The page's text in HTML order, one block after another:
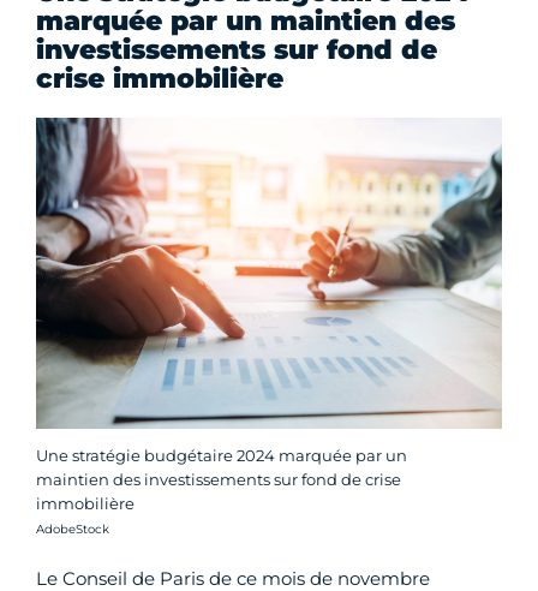
marquée par un maintien des
investissements sur fond de
crise immobilière
Une stratégie budgétaire 2024 marquée par un
maintien des investissements sur fond de crise
immobilière
Crédit photo :
AdobeStock
Le Conseil de Paris de ce mois de novembre